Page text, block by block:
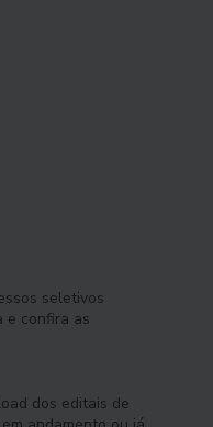
seletivos
e confira as
dos editais de